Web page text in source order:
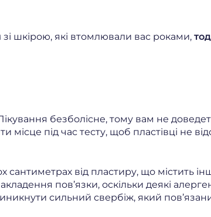
зі шкірою, які втомлювали вас роками,
безболісне, тому вам не
під час тесту, щоб пластівці не
від пластиру, що містить
пов’язки, оскільки деякі
сильний свербіж, який